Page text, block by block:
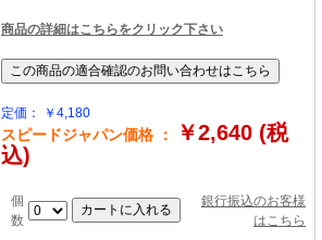
商品の詳細はこちらをクリック下さい
定価： ￥4,180
スピードジャパン価格 ：
￥2,640 (税
込)
個
数
銀行振込のお客様
はこちら